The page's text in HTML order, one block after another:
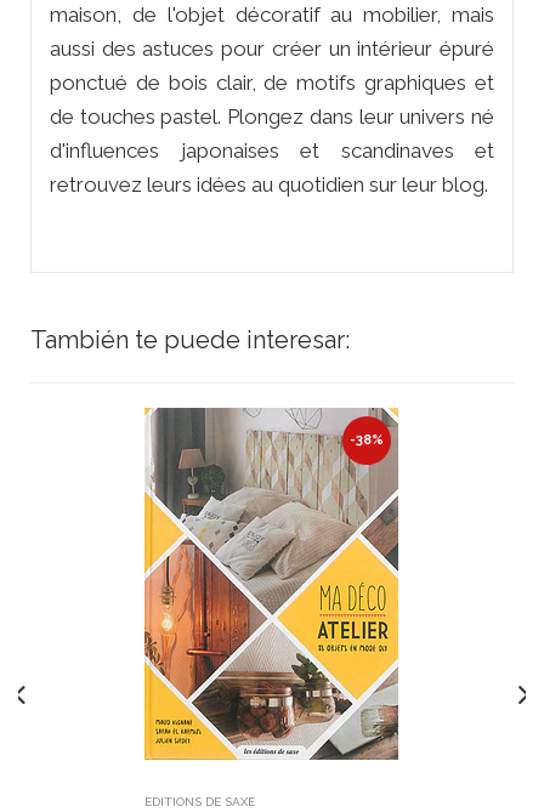
maison, de l'objet décoratif au mobilier, mais
aussi des astuces pour créer un intérieur épuré
ponctué de bois clair, de motifs graphiques et
de touches pastel. Plongez dans leur univers né
d'influences japonaises et scandinaves et
retrouvez leurs idées au quotidien sur leur blog.
También te puede interesar:
-38%
EDITIONS DE SAXE